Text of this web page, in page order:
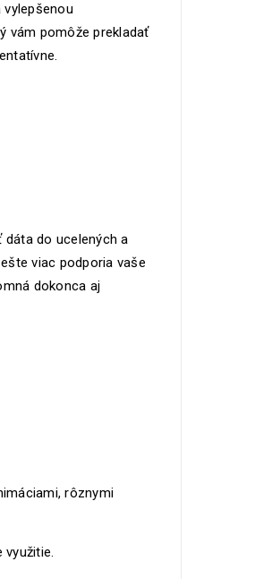
vám pomôže prekladať
dáta do ucelených a
viac podporia vaše
dokonca aj
rôznymi